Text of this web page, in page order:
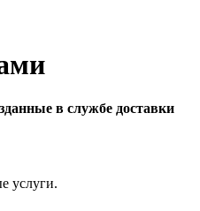
в службе доставки
услуги.